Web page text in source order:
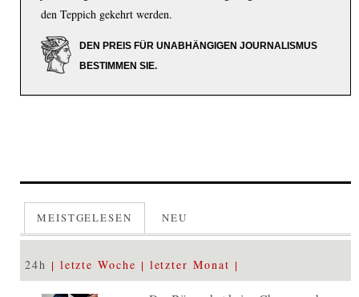
den Teppich gekehrt werden.
DEN PREIS FÜR UNABHÄNGIGEN JOURNALISMUS
BESTIMMEN SIE.
MEISTGELESEN NEU
24h letzte Woche letzter Monat